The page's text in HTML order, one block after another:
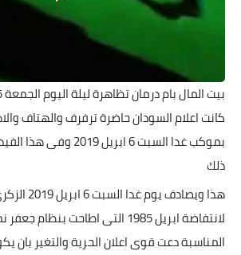
مجرد راى
مواضيع
كانت اعلام السودان حاضرة ترفرف والهتاف
بموكب غدا السبت 6 ابريل
ذلك
هذا ويصادف
لانتفاضة ابريل 1985 التى اطاحت